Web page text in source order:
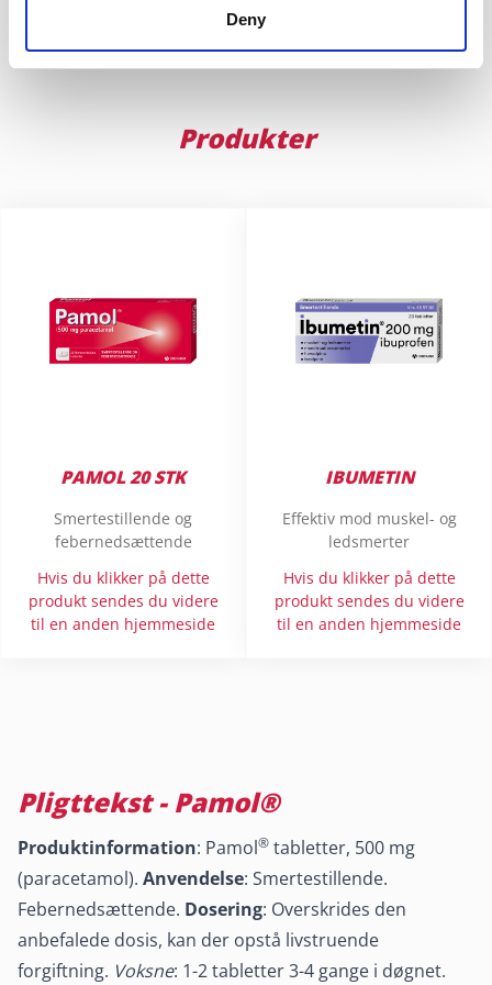
Deny
Produkter
PAMOL 20 STK
Smertestillende og
febernedsættende
Hvis du klikker på dette
produkt sendes du videre
til en anden hjemmeside
IBUMETIN
Effektiv mod muskel- og
ledsmerter
Hvis du klikker på dette
produkt sendes du videre
til en anden hjemmeside
Pligttekst - Pamol®
Produktinformation: Pamol® tabletter, 500 mg
(paracetamol). Anvendelse: Smertestillende.
Febernedsættende. Dosering: Overskrides den
anbefalede dosis, kan der opstå livstruende
forgiftning. Voksne: 1-2 tabletter 3-4 gange i døgnet.